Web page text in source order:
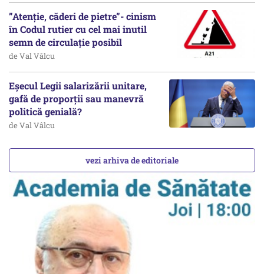
”Atenție, căderi de pietre”- cinism
în Codul rutier cu cel mai inutil
semn de circulație posibil
de Val Vâlcu
Eșecul Legii salarizării unitare,
gafă de proporții sau manevră
politică genială?
de Val Vâlcu
vezi arhiva de editoriale